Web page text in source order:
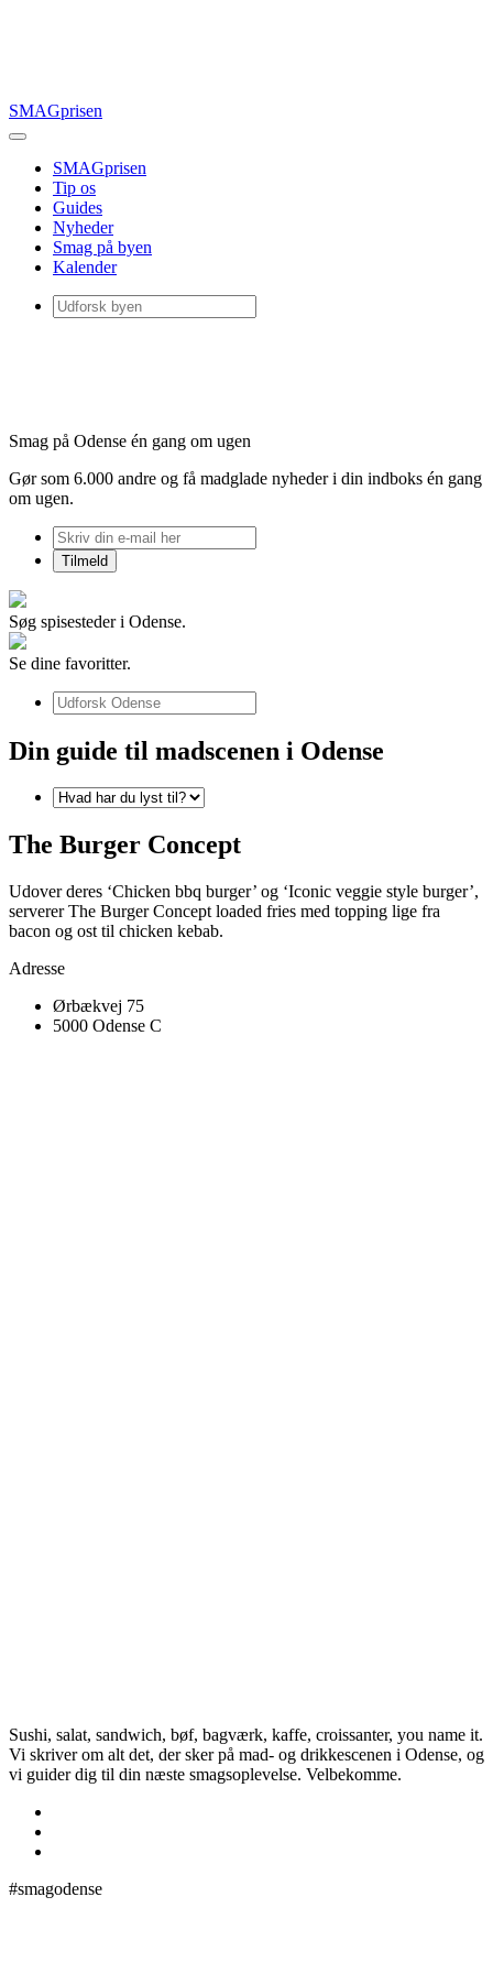
SMAGprisen
SMAGprisen
Tip os
Guides
Nyheder
Smag på byen
Kalender
Smag på Odense én gang om ugen
Gør som 6.000 andre og få madglade nyheder i din indboks én gang
om ugen.
Søg spisesteder i Odense.
Se dine favoritter.
Din guide til madscenen i Odense
The Burger Concept
Udover deres ‘Chicken bbq burger’ og ‘Iconic veggie style burger’,
serverer The Burger Concept loaded fries med topping lige fra
bacon og ost til chicken kebab.
Adresse
Ørbækvej 75
5000 Odense C
Sushi, salat, sandwich, bøf, bagværk, kaffe, croissanter, you name it.
Vi skriver om alt det, der sker på mad- og drikkescenen i Odense, og
vi guider dig til din næste smagsoplevelse. Velbekomme.
#smagodense